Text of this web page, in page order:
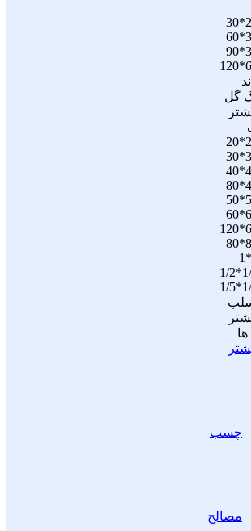
گل
1/
1/
چسب
مصالح